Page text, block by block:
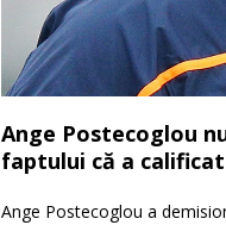
Ange Postecoglou
faptului că a
Ange Postecoglou a